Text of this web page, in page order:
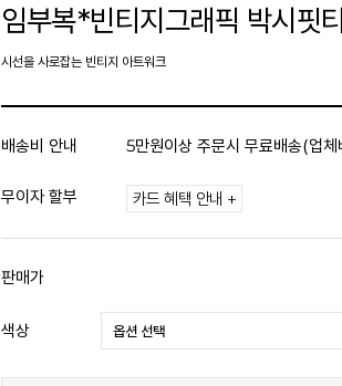
임부복*빈티지그래픽 박시핏
시선을 사로잡는 빈티지 아트워크
배송비 안내 5만원이상 주문시 무료배송(업
무이자 할부 카드 혜택 안내 +
판매가
색상